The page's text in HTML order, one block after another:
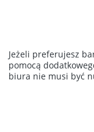
Jeżeli preferujesz
pomocą
biura nie musi być